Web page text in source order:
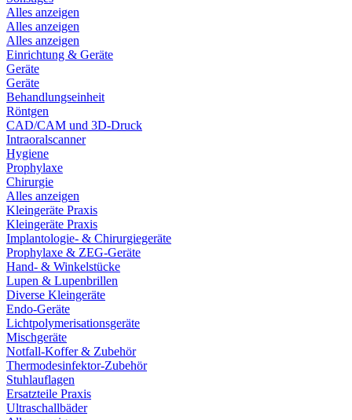
Alles anzeigen
Alles anzeigen
Alles anzeigen
Einrichtung & Geräte
Geräte
Geräte
Behandlungseinheit
Röntgen
CAD/CAM und 3D-Druck
Intraoralscanner
Hygiene
Prophylaxe
Chirurgie
Alles anzeigen
Kleingeräte Praxis
Kleingeräte Praxis
Implantologie- & Chirurgiegeräte
Prophylaxe & ZEG-Geräte
Hand- & Winkelstücke
Lupen & Lupenbrillen
Diverse Kleingeräte
Endo-Geräte
Lichtpolymerisationsgeräte
Mischgeräte
Notfall-Koffer & Zubehör
Thermodesinfektor-Zubehör
Stuhlauflagen
Ersatzteile Praxis
Ultraschallbäder